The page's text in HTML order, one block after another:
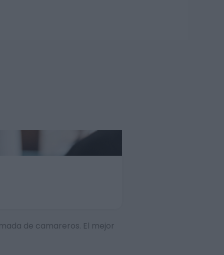
de camareros. El mejor